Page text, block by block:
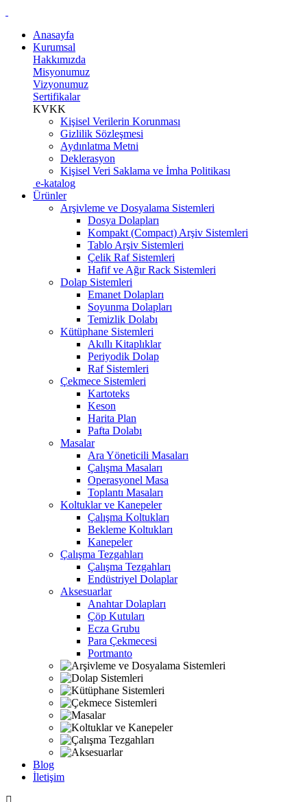
Anasayfa
Kurumsal
Hakkımızda
Misyonumuz
Vizyonumuz
Sertifikalar
KVKK
Kişisel Verilerin Korunması
Gizlilik Sözleşmesi
Aydınlatma Metni
Deklerasyon
Kişisel Veri Saklama ve İmha Politikası
e-katalog
Ürünler
Arşivleme ve Dosyalama Sistemleri
Dosya Dolapları
Kompakt (Compact) Arşiv Sistemleri
Tablo Arşiv Sistemleri
Çelik Raf Sistemleri
Hafif ve Ağır Rack Sistemleri
Dolap Sistemleri
Emanet Dolapları
Soyunma Dolapları
Temizlik Dolabı
Kütüphane Sistemleri
Akıllı Kitaplıklar
Periyodik Dolap
Raf Sistemleri
Çekmece Sistemleri
Kartoteks
Keson
Harita Plan
Pafta Dolabı
Masalar
Ara Yöneticili Masaları
Çalışma Masaları
Operasyonel Masa
Toplantı Masaları
Koltuklar ve Kanepeler
Çalışma Koltukları
Bekleme Koltukları
Kanepeler
Çalışma Tezgahları
Çalışma Tezgahları
Endüstriyel Dolaplar
Aksesuarlar
Anahtar Dolapları
Çöp Kutuları
Ecza Grubu
Para Çekmecesi
Portmanto
Blog
İletişim